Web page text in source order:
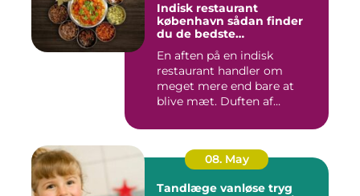
Indisk restaurant
københavn sådan finder
du de bedste
En aften på en indisk
restaurant handler om
meget mere end bare at
blive mæt. Duften af
08. May
Tandlæge vanløse tryg